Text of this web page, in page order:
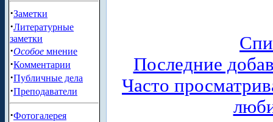
·Заметки
·Литературные
заметки
·Особое мнение
·Комментарии
·Публичные дела
·Преподаватели
·Фотогалерея
Последние
Часто